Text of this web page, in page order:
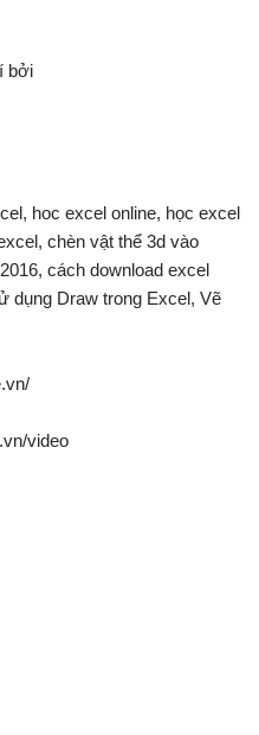
bởi
hoc excel online, học excel
chèn vật thể 3d vào
cách download excel
dụng Draw trong Excel, Vẽ
video